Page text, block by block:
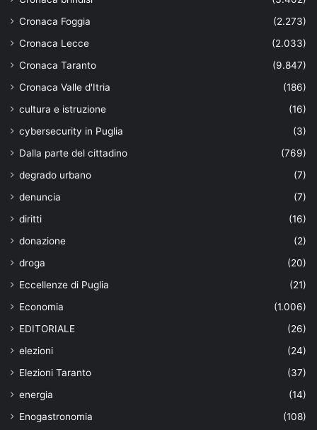
Cronaca Foggia
(2.273)
Cronaca Lecce
(2.033)
Cronaca Taranto
(9.847)
Cronaca Valle d'Itria
(186)
cultura e istruzione
(16)
cybersecurity in Puglia
(3)
Dalla parte del cittadino
(769)
degrado urbano
(7)
denuncia
(7)
diritti
(16)
donazione
(2)
droga
(20)
Eccellenze di Puglia
(21)
Economia
(1.006)
EDITORIALE
(26)
elezioni
(24)
Elezioni Taranto
(37)
energia
(14)
Enogastronomia
(108)